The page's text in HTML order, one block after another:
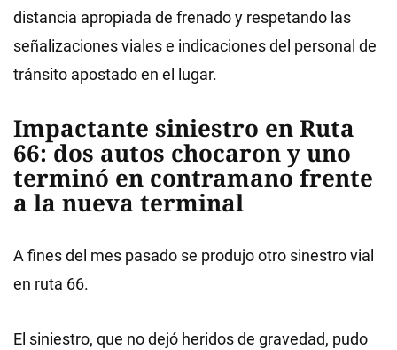
distancia apropiada de frenado y respetando las
señalizaciones viales e indicaciones del personal de
tránsito apostado en el lugar.
Impactante siniestro en Ruta
66: dos autos chocaron y uno
terminó en contramano frente
a la nueva terminal
A fines del mes pasado se produjo otro sinestro vial
en ruta 66.
El siniestro, que no dejó heridos de gravedad, pudo